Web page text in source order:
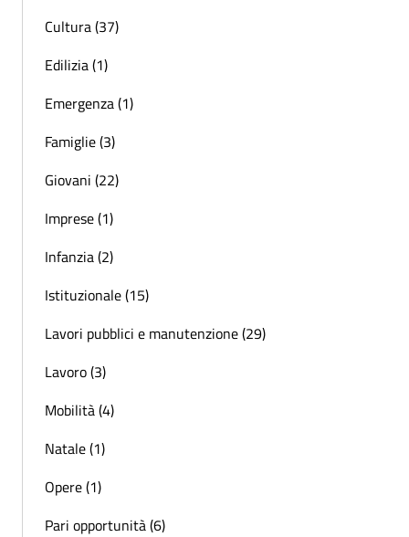
Cultura (37)
Edilizia (1)
Emergenza (1)
Famiglie (3)
Giovani (22)
Imprese (1)
Infanzia (2)
Istituzionale (15)
Lavori pubblici e manutenzione (29)
Lavoro (3)
Mobilità (4)
Natale (1)
Opere (1)
Pari opportunità (6)